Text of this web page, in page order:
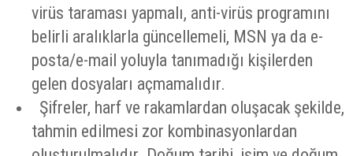
virüs taraması yapmalı, anti-virüs programını
belirli aralıklarla güncellemeli, MSN ya da e-
posta/e-mail yoluyla tanımadığı kişilerden
gelen dosyaları açmamalıdır.
Şifreler, harf ve rakamlardan oluşacak şekilde,
tahmin edilmesi zor kombinasyonlardan